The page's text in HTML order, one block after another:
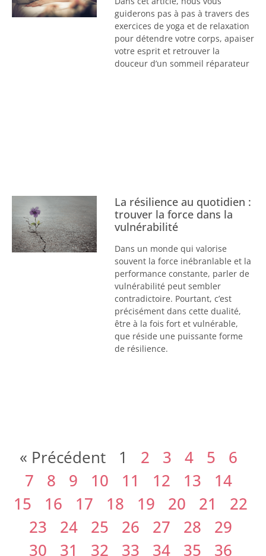
guiderons pas à pas à travers des
exercices de yoga et de relaxation
pour détendre votre corps, apaiser
votre esprit et retrouver la
douceur d’un sommeil réparateur
La résilience au quotidien :
trouver la force dans la
vulnérabilité
Dans un monde qui valorise
souvent la force inébranlable et la
performance constante, parler de
vulnérabilité peut sembler
contradictoire. Pourtant, c’est
précisément dans cette dualité,
être à la fois fort et vulnérable,
que réside une puissante forme
de résilience.
« Précédent 1 2 3 4 5
6
7
8 9 10 11 12 13
14
15
16 17 18 19 20 21
22
23
24 25 26 27 28
29
30
31 32 33 34 35
36